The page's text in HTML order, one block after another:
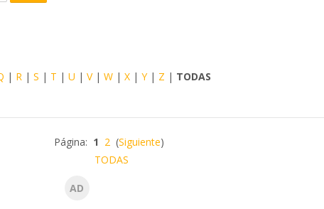
Buscar
| R |S | T |U |V|W |X |Y| Z | TODAS
Página: 1 2(Siguiente)
TODAS
AD